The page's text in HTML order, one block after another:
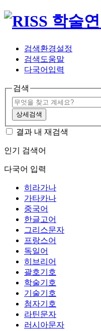
검색환경설정
검색도움말
다국어입력
검색
상세검색
결과 내 재검색
인기 검색어
다국어 입력
히라가나
가타카나
중국어
한글고어
그리스문자
프랑스어
독일어
히브리어
괄호기호
학술기호
기술기호
첨자기호
라틴문자
러시아문자